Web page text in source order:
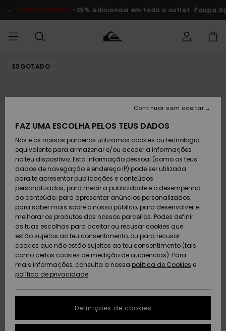
do
DUPLA PROMO -25% adicionais em todo o outlet Poupa
HOMEM
Calçado e
chinelos
Surfe/água
Snow
Artigos
recém-
chegados
Coleções
MENINO
Calçado e
chinelos
Surfe/água
Neve
Artigos
recém-
chegados
Highlights
MULHER
chegados
Highlights
Snow
SURF
Crianças
Highlights
Community
SNOW
Artigos
Criança
Snow Shop
Feminino
Highlights
Community
DUPLA
PROMO
Criança
Outlet
Mulher
AJUDA
Devoluções
Pagamento
Cartão
presente
Quiksilver
Freedom
Protecção de
dados
Guia de
tamanhos
SUSTAINABILITY
ESGOTADO
FAZ UMA ESCOLHA PELOS TEUS DADOS
Nós e os nossos parceiros utilizamos cookies ou tecnologia
equivalente para armazenar e/ou aceder a informações
no teu dispositivo. Esta informação pessoal (como os teus
dados de navegação e endereço IP) pode ser utilizada
para te apresentar publicações e conteúdos
personalizados; para medir a publicidade e o desempenho
do conteúdo; para apresentar anúncios personalizados;
para saber mais sobre o nosso público; para desenvolver e
melhorar os produtos dos nossos parceiros. Podes definir
as tuas escolhas para aceitar ou recusar cookies que
estão sujeitos ao teu consentimento, ou para recusar
cookies que não estão sujeitos ao teu consentimento (tais
como certos cookies de medição de audiências). Para
mais informações, consulta a nossa política de Cookies e
política de privacidade
Definições de cookies
Continuar sem aceitar